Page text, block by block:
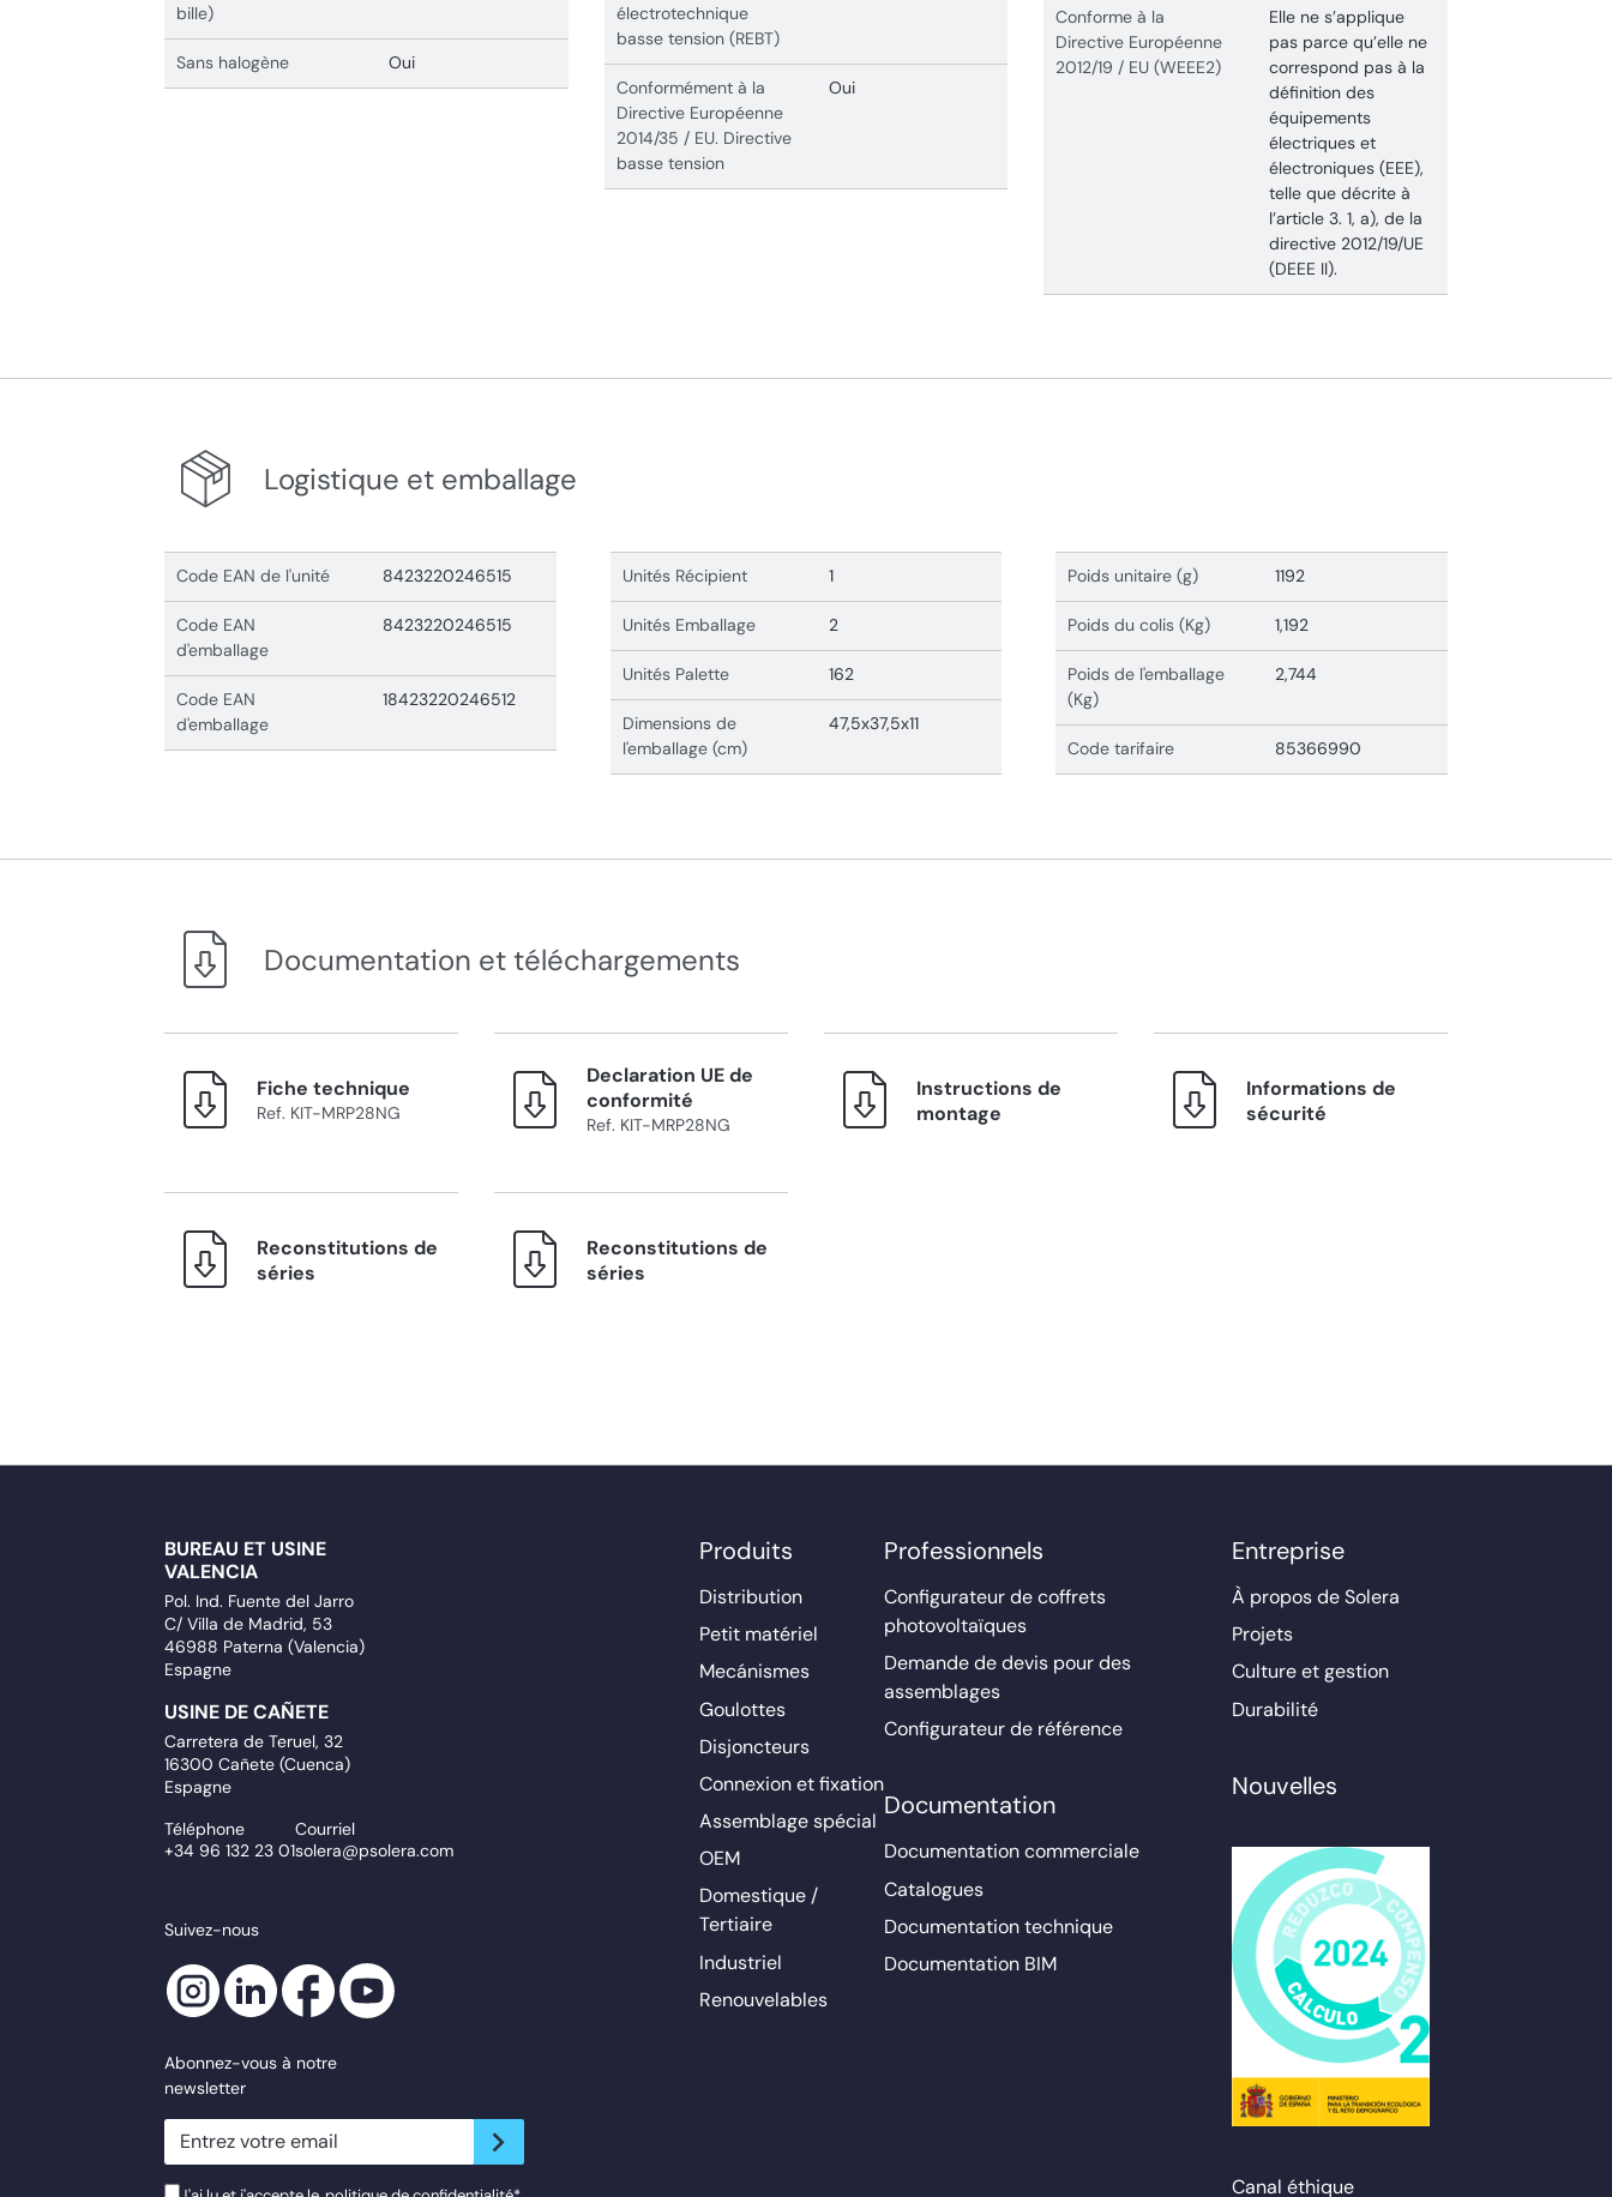
bille)
Sans halogène Oui
électrotechnique
basse tension (REBT)
Conformément à la
Directive Européenne
2014/35 / EU. Directive
basse tension
Oui
Conforme à la
Directive Européenne
2012/19 / EU (WEEE2)
Elle ne s’applique
pas parce qu’elle ne
correspond pas à la
définition des
équipements
électriques et
électroniques (EEE),
telle que décrite à
l’article 3. 1, a), de la
directive 2012/19/UE
(DEEE II).
Logistique et emballage
Code EAN de l'unité 8423220246515
Code EAN
d'emballage
8423220246515
Code EAN
d'emballage
18423220246512
Unités Récipient 1
Unités Emballage 2
Unités Palette 162
Dimensions de
l'emballage (cm)
47,5x37,5x11
Poids unitaire (g) 1192
Poids du colis (Kg) 1,192
Poids de l'emballage
(Kg)
2,744
Code tarifaire 85366990
Documentation et téléchargements
Fiche technique
Ref. KIT-MRP28NG
Declaration UE de
conformité
Ref. KIT-MRP28NG
Instructions de
montage
Informations de
sécurité
Reconstitutions de
séries
Reconstitutions de
séries
BUREAU ET USINE
VALENCIA
Pol. Ind. Fuente del Jarro
C/ Villa de Madrid, 53
46988 Paterna (Valencia)
Espagne
USINE DE CAÑETE
Carretera de Teruel, 32
16300 Cañete (Cuenca)
Espagne
Téléphone
+34 96 132 23 01
Courriel
solera@psolera.com
Suivez-nous
Abonnez-vous à notre
newsletter
newsletter.suscribe
Produits
Distribution
Petit matériel
Mecánismes
Goulottes
Disjoncteurs
Connexion et fixation
Assemblage spécial
OEM
Domestique /
Tertiaire
Industriel
Renouvelables
Professionnels
Configurateur de coffrets
photovoltaïques
Demande de devis pour des
assemblages
Configurateur de référence
Documentation
Documentation commerciale
Catalogues
Documentation technique
Documentation BIM
Entreprise
À propos de Solera
Projets
Culture et gestion
Durabilité
Nouvelles
Canal éthique